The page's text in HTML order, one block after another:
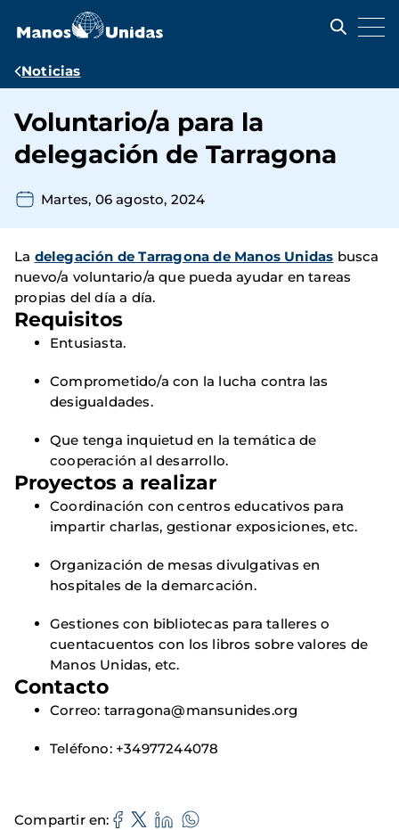
contenido
Ruta
navegación
Noticias
Voluntario/a para la
delegación de Tarragona
Martes, 06 agosto, 2024
La delegación de Tarragona de Manos Unidas busca
nuevo/a voluntario/a que pueda ayudar en tareas
propias del día a día.
Requisitos
Entusiasta.
Comprometido/a con la lucha contra las
desigualdades.
Que tenga inquietud en la temática de
cooperación al desarrollo.
Proyectos a realizar
Coordinación con centros educativos para
impartir charlas, gestionar exposiciones, etc.
Organización de mesas divulgativas en
hospitales de la demarcación.
Gestiones con bibliotecas para talleres o
cuentacuentos con los libros sobre valores de
Manos Unidas, etc.
Contacto
Correo: tarragona@mansunides.org
Teléfono: +34977244078
Compartir en